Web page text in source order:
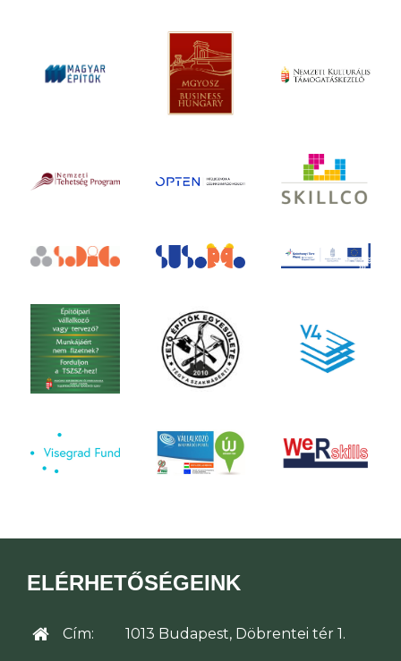
ELÉRHETŐSÉGEINK
Cím: 1013 Budapest, Döbrentei tér 1.